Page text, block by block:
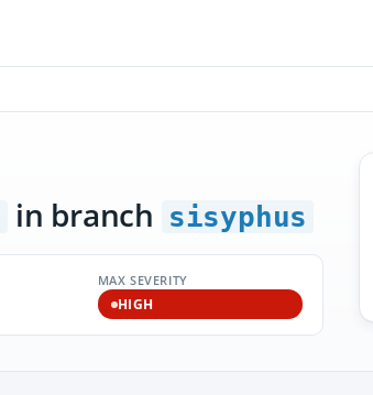
in branch sisyphus
MAX SEVERITY
HIGH